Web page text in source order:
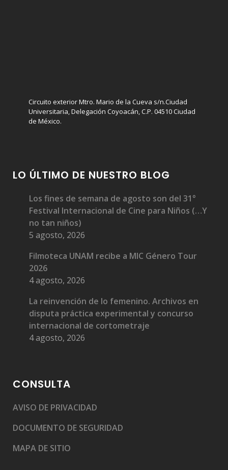
Circuito exterior Mtro. Mario de la Cueva s/n.Ciudad
Universitaria, Delegación Coyoacán, C.P. 04510 Ciudad
de México.
LO ÚLTIMO DE NUESTRO BLOG
Los fines de semana de agosto son del 31°
Festival Internacional de Cine para Niños (…Y
no tan niños)
5 agosto, 2026
Filmoteca UNAM recibe a MIC Género Tour
2026
4 agosto, 2026
La reinvención de lo femenino. Archivos en
disputa práctica experimental y concurso
internacional de cortometraje
4 agosto, 2026
CONSULTA
AVISO DE PRIVACIDAD
DOCUMENTO DE SEGURIDAD
MAPA DE SITIO